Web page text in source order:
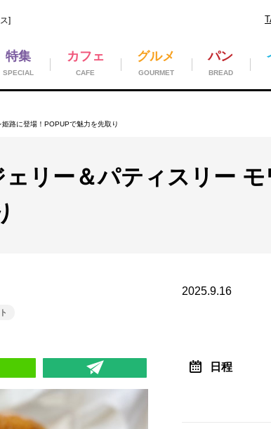
]
パン
BREAD
グルメ
GOURMET
カフェ
CAFE
特集
SPECIAL
路に登場！POPUPで魅力を先取り
リー＆パティスリー
2025.9.16
日程